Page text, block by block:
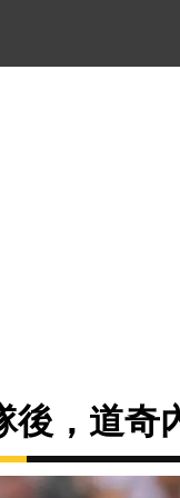
後，道奇